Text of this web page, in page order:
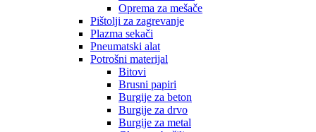
Oprema za mešače
Pištolji za zagrevanje
Plazma sekači
Pneumatski alat
Potrošni materijal
Bitovi
Brusni papiri
Burgije za beton
Burgije za drvo
Burgije za metal